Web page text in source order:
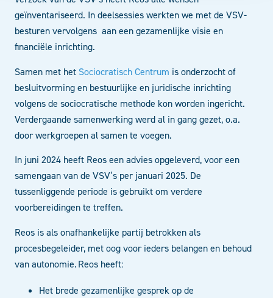
geïnventariseerd. In deelsessies werkten we met de VSV-
besturen vervolgens aan een gezamenlijke visie en
financiële inrichting.
Samen met het Sociocratisch Centrum is onderzocht of
besluitvorming en bestuurlijke en juridische inrichting
volgens de sociocratische methode kon worden ingericht.
Verdergaande samenwerking werd al in gang gezet, o.a.
door werkgroepen al samen te voegen.
In juni 2024 heeft Reos een advies opgeleverd, voor een
samengaan van de VSV’s per januari 2025. De
tussenliggende periode is gebruikt om verdere
voorbereidingen te treffen.
Reos is als onafhankelijke partij betrokken als
procesbegeleider, met oog voor ieders belangen en behoud
van autonomie. Reos heeft:
Het brede gezamenlijke gesprek op de